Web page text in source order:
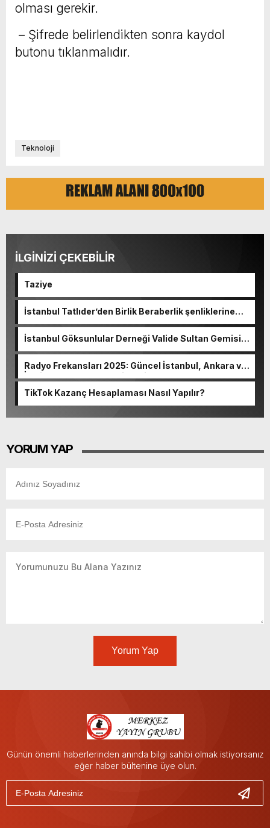
olması gerekir.
– Şifrede belirlendikten sonra kaydol
butonu tıklanmalıdır.
Teknoloji
İLGİNİZİ ÇEKEBİLİR
Taziye
İstanbul Tatlıder’den Birlik Beraberlik şenliklerine
İstanbul Göksunlular Derneği Valide Sultan Gemisi
Kahvaltı Programı ertelendi.
Radyo Frekansları 2025: Güncel İstanbul, Ankara ve
İzmir Radyo Kanalları Listesi
TikTok Kazanç Hesaplaması Nasıl Yapılır?
YORUM YAP
Yorum Yap
Günün önemli haberlerinden anında bilgi sahibi olmak istiyorsanız
eğer haber bültenine üye olun.